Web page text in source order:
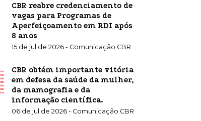
CBR reabre credenciamento de
vagas para Programas de
Aperfeiçoamento em RDI após
8 anos
15 de jul de 2026 - Comunicação CBR
CBR obtém importante vitória
em defesa da saúde da mulher,
da mamografia e da
informação científica.
06 de jul de 2026 - Comunicação CBR